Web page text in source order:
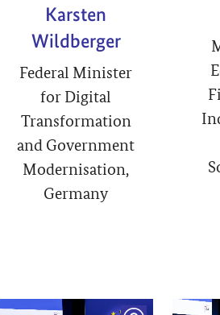
Karsten
Wildberger
Federal Minister
for Digital
Transformation
and Government
Modernisation,
Germany